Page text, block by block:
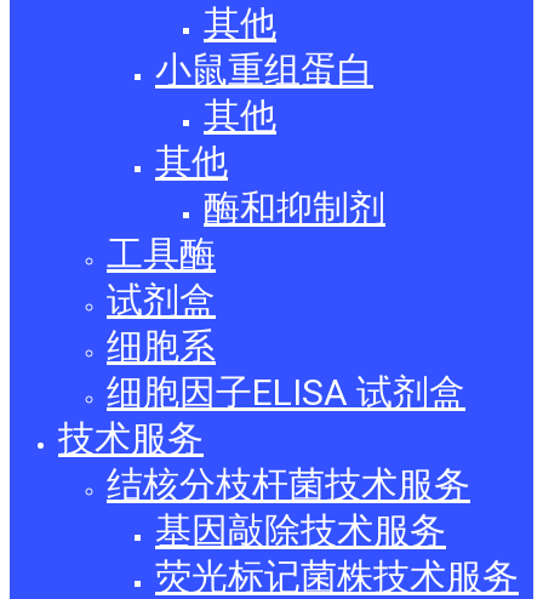
其他
小鼠重组蛋白
其他
其他
酶和抑制剂
工具酶
试剂盒
细胞系
细胞因子ELISA 试剂盒
技术服务
结核分枝杆菌技术服务
基因敲除技术服务
荧光标记菌株技术服务